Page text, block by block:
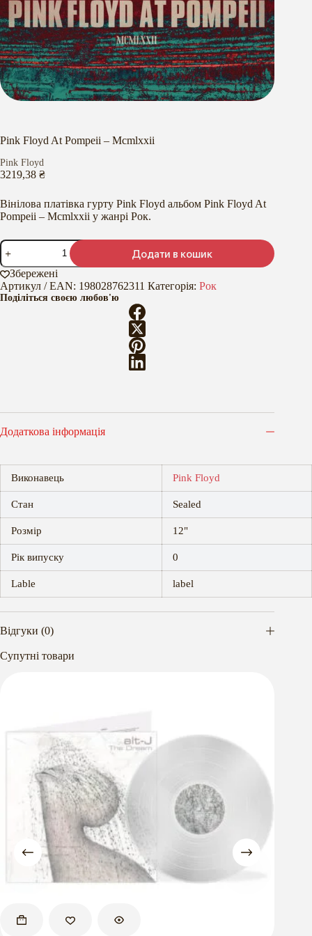
Pink Floyd At Pompeii – Mcmlxxii
Pink Floyd
3219,38 ₴
Вінілова платівка гурту Pink Floyd альбом Pink Floyd At
Pompeii – Mcmlxxii у жанрі Рок.
Pink
Floyd
At
Pompeii
-
Mcmlxxii
Додати в кошик
Збережені
Артикул / EAN: 198028762311 Категорія: Рок
Поділіться своєю любов'ю
Додаткова інформація
Виконавець Pink Floyd
Стан Sealed
Розмір 12"
Рік випуску 0
Lable label
Відгуки (0)
Супутні товари